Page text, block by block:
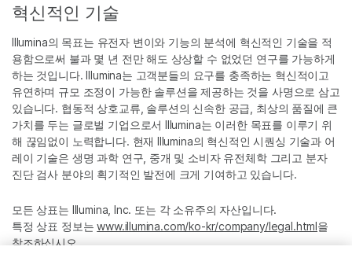
혁신적인 기술
Illumina의 목표는 유전자 변이와 기능의 분석에 혁신적인 기술을 적
용함으로써 불과 몇 년 전만 해도 상상할 수 없었던 연구를 가능하게
하는 것입니다. Illumina는 고객분들의 요구를 충족하는 혁신적이고
유연하며 규모 조정이 가능한 솔루션을 제공하는 것을 사명으로 삼고
있습니다. 협동적 상호교류, 솔루션의 신속한 공급, 최상의 품질에 큰
가치를 두는 글로벌 기업으로서 Illumina는 이러한 목표를 이루기 위
해 끊임없이 노력합니다. 현재 Illumina의 혁신적인 시퀀싱 기술과 어
레이 기술은 생명 과학 연구, 중개 및 소비자 유전체학 그리고 분자
진단 검사 분야의 획기적인 발전에 크게 기여하고 있습니다.
모든 상표는 Illumina, Inc. 또는 각 소유주의 자산입니다.
특정 상표 정보는www.illumina.com/ko-kr/company/legal.html을
참조하십시오.